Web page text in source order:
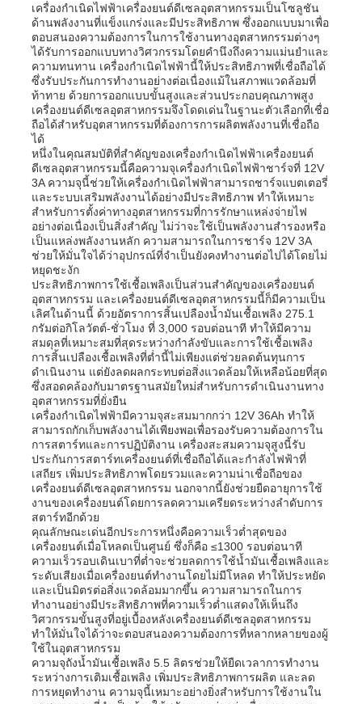
บ้าน
ผลิตภัณฑ์
วิดีโอ
เกี่ยวกับเรา
ทัวร์โรงงาน
ควบคุมคุณภาพ
ติดต่อเรา
ข่าว
เครื่องกำเนิดไฟฟ้าเครื่องยนต์ดีเซลอุตสาหกรรมเป็นโซลูชัน
ด้านพลังงานที่แข็งแกร่งและมีประสิทธิภาพ ซึ่งออกแบบมาเพื่อ
ตอบสนองความต้องการในการใช้งานทางอุตสาหกรรมต่างๆ
ได้รับการออกแบบทางวิศวกรรมโดยคำนึงถึงความแม่นยำและ
ความทนทาน เครื่องกำเนิดไฟฟ้านี้ให้ประสิทธิภาพที่เชื่อถือได้
ซึ่งรับประกันการทำงานอย่างต่อเนื่องแม้ในสภาพแวดล้อมที่
ท้าทาย ด้วยการออกแบบขั้นสูงและส่วนประกอบคุณภาพสูง
เครื่องยนต์ดีเซลอุตสาหกรรมจึงโดดเด่นในฐานะตัวเลือกที่เชื่อ
ถือได้สำหรับอุตสาหกรรมที่ต้องการการผลิตพลังงานที่เชื่อถือ
ได้
หนึ่งในคุณสมบัติที่สำคัญของเครื่องกำเนิดไฟฟ้าเครื่องยนต์
ดีเซลอุตสาหกรรมนี้คือความจุเครื่องกำเนิดไฟฟ้าชาร์จที่ 12V
3A ความจุนี้ช่วยให้เครื่องกำเนิดไฟฟ้าสามารถชาร์จแบตเตอรี่
และระบบเสริมพลังงานได้อย่างมีประสิทธิภาพ ทำให้เหมาะ
สำหรับการตั้งค่าทางอุตสาหกรรมที่การรักษาแหล่งจ่ายไฟ
อย่างต่อเนื่องเป็นสิ่งสำคัญ ไม่ว่าจะใช้เป็นพลังงานสำรองหรือ
เป็นแหล่งพลังงานหลัก ความสามารถในการชาร์จ 12V 3A
ช่วยให้มั่นใจได้ว่าอุปกรณ์ที่จำเป็นยังคงทำงานต่อไปได้โดยไม่
หยุดชะงัก
ประสิทธิภาพการใช้เชื้อเพลิงเป็นส่วนสำคัญของเครื่องยนต์
อุตสาหกรรม และเครื่องยนต์ดีเซลอุตสาหกรรมนี้ก็มีความเป็น
เลิศในด้านนี้ ด้วยอัตราการสิ้นเปลืองน้ำมันเชื้อเพลิง 275.1
กรัมต่อกิโลวัตต์-ชั่วโมง ที่ 3,000 รอบต่อนาที ทำให้มีความ
สมดุลที่เหมาะสมที่สุดระหว่างกำลังขับและการใช้เชื้อเพลิง
การสิ้นเปลืองเชื้อเพลิงที่ต่ำนี้ไม่เพียงแต่ช่วยลดต้นทุนการ
ดำเนินงาน แต่ยังลดผลกระทบต่อสิ่งแวดล้อมให้เหลือน้อยที่สุด
ซึ่งสอดคล้องกับมาตรฐานสมัยใหม่สำหรับการดำเนินงานทาง
อุตสาหกรรมที่ยั่งยืน
เครื่องกำเนิดไฟฟ้ามีความจุสะสมมากกว่า 12V 36Ah ทำให้
สามารถกักเก็บพลังงานได้เพียงพอเพื่อรองรับความต้องการใน
การสตาร์ทและการปฏิบัติงาน เครื่องสะสมความจุสูงนี้รับ
ประกันการสตาร์ทเครื่องยนต์ที่เชื่อถือได้และกำลังไฟฟ้าที่
เสถียร เพิ่มประสิทธิภาพโดยรวมและความน่าเชื่อถือของ
เครื่องยนต์ดีเซลอุตสาหกรรม นอกจากนี้ยังช่วยยืดอายุการใช้
งานของเครื่องยนต์โดยการลดความเครียดระหว่างลำดับการ
สตาร์ทอีกด้วย
คุณลักษณะเด่นอีกประการหนึ่งคือความเร็วต่ำสุดของ
เครื่องยนต์เมื่อโหลดเป็นศูนย์ ซึ่งก็คือ ≤1300 รอบต่อนาที
ความเร็วรอบเดินเบาที่ต่ำจะช่วยลดการใช้น้ำมันเชื้อเพลิงและ
ระดับเสียงเมื่อเครื่องยนต์ทำงานโดยไม่มีโหลด ทำให้ประหยัด
และเป็นมิตรต่อสิ่งแวดล้อมมากขึ้น ความสามารถในการ
ทำงานอย่างมีประสิทธิภาพที่ความเร็วต่ำแสดงให้เห็นถึง
วิศวกรรมขั้นสูงที่อยู่เบื้องหลังเครื่องยนต์ดีเซลอุตสาหกรรม
ทำให้มั่นใจได้ว่าจะตอบสนองความต้องการที่หลากหลายของผู้
ใช้ในอุตสาหกรรม
ความจุถังน้ำมันเชื้อเพลิง 5.5 ลิตรช่วยให้ยืดเวลาการทำงาน
ระหว่างการเติมเชื้อเพลิง เพิ่มประสิทธิภาพการผลิต และลด
การหยุดทำงาน ความจุนี้เหมาะอย่างยิ่งสำหรับการใช้งานใน